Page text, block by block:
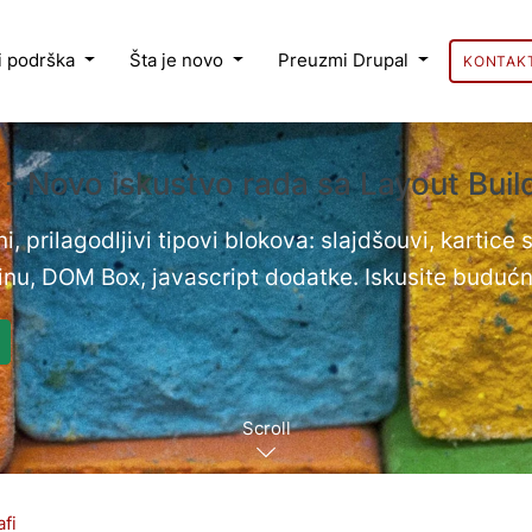
podrška Šta je novo Preuzmi Drupal
iskustvo rada sa Layout
prilagodljivi tipovi blokova: slajdšouvi, kartice
DOM Box, javascript dodatke. Iskusite
Scroll